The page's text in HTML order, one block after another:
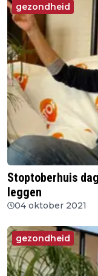
gezondheid
Stoptoberhuis
leggen
04 oktober 2021
gezondheid